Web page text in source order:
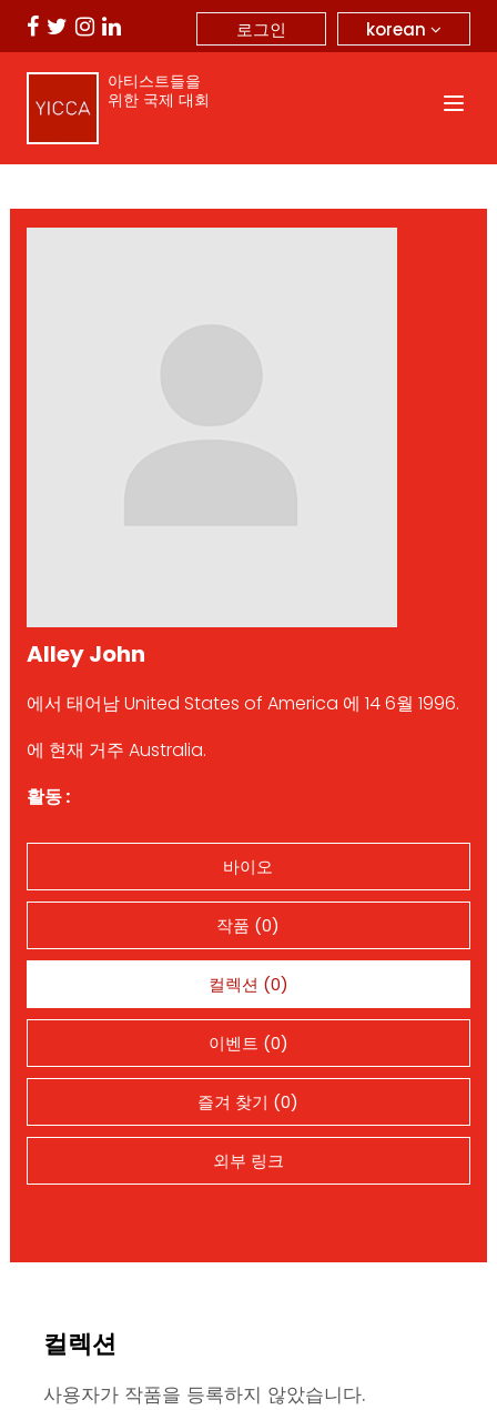
korean
로그인
아티스트들을
위한 국제 대회
Alley John
에서 태어남 United States of America 에 14 6월 1996.
에 현재 거주 Australia.
활동 :
바이오
작품 (0)
컬렉션 (0)
이벤트 (0)
즐겨 찾기 (0)
외부 링크
컬렉션
사용자가 작품을 등록하지 않았습니다.